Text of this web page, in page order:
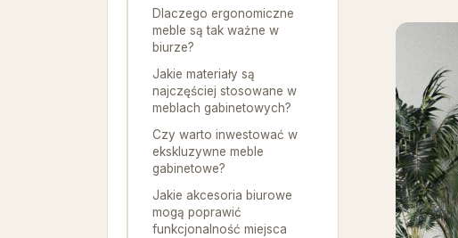
Dlaczego ergonomiczne
meble są tak ważne w
biurze?
Jakie materiały są
najczęściej stosowane w
meblach gabinetowych?
Czy warto inwestować w
ekskluzywne meble
gabinetowe?
Jakie akcesoria biurowe
mogą poprawić
funkcjonalność miejsca